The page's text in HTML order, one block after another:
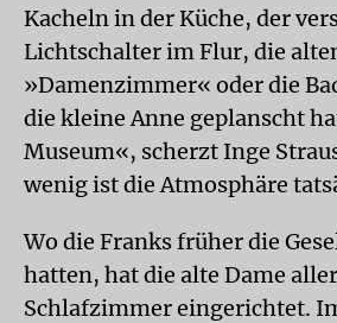
Kacheln in der Küche, der
Lichtschalter im Flur, die
»Damenzimmer« oder die
die kleine Anne geplanscht
Museum«, scherzt Inge
wenig ist die Atmosphäre
Wo die Franks früher die
hatten, hat die alte Dame
Schlafzimmer eingerichtet.